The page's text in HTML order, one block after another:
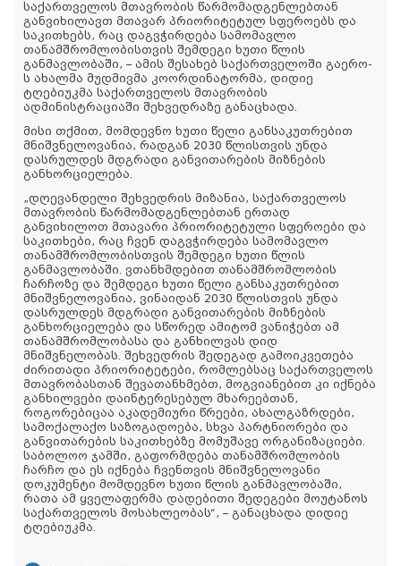
საქართველოს მთავრობის წარმომადგენლებთან
განვიხილავთ მთავარ პრიორიტეტულ სფეროებს და
საკითხებს, რაც დაგვჭირდება სამომავლო
თანამშრომლობისთვის შემდეგი ხუთი წლის
განმავლობაში, – ამის შესახებ საქართველოში გაერო-
ს ახალმა მუდმივმა კოორდინატორმა, დიდიე
ტღებიუკმა საქართველოს მთავრობის
ადმინისტრაციაში შეხვედრაზე განაცხადა.
მისი თქმით, მომდევნო ხუთი წელი განსაკუთრებით
მნიშვნელოვანია, რადგან 2030 წლისთვის უნდა
დასრულდეს მდგრადი განვითარების მიზნების
განხორციელება.
„დღევანდელი შეხვედრის მიზანია, საქართველოს
მთავრობის წარმომადგენლებთან ერთად
განვიხილოთ მთავარი პრიორიტეტული სფეროები და
საკითხები, რაც ჩვენ დაგვჭირდება სამომავლო
თანამშრომლობისთვის შემდეგი ხუთი წლის
განმავლობაში. ვთანხმდებით თანამშრომლობის
ჩარჩოზე და შემდეგი ხუთი წელი განსაკუთრებით
მნიშვნელოვანია, ვინაიდან 2030 წლისთვის უნდა
დასრულდეს მდგრადი განვითარების მიზნების
განხორციელება და სწორედ ამიტომ ვანიჭებთ ამ
თანამშრომლობასა და განხილვას დიდ
მნიშვნელობას. შეხვედრის შედეგად გამოიკვეთება
ძირითადი პრიორიტეტები, რომლებსაც საქართველოს
მთავრობასთან შევათანხმებთ, მოგვიანებით კი იქნება
განხილვები დაინტერესებულ მხარეებთან,
როგორებიცაა აკადემიური წრეები, ახალგაზრდები,
სამოქალაქო საზოგადოება, სხვა პარტნიორები და
განვითარების საკითხებზე მომუშავე ორგანიზაციები.
საბოლოო ჯამში, გაფორმდება თანამშრომლობის
ჩარჩო და ეს იქნება ჩვენთვის მნიშვნელოვანი
დოკუმენტი მომდევნო ხუთი წლის განმავლობაში,
რათა ამ ყველაფერმა დადებითი შედეგები მოუტანოს
საქართველოს მოსახლეობას“, – განაცხადა დიდიე
ტღებიუკმა.